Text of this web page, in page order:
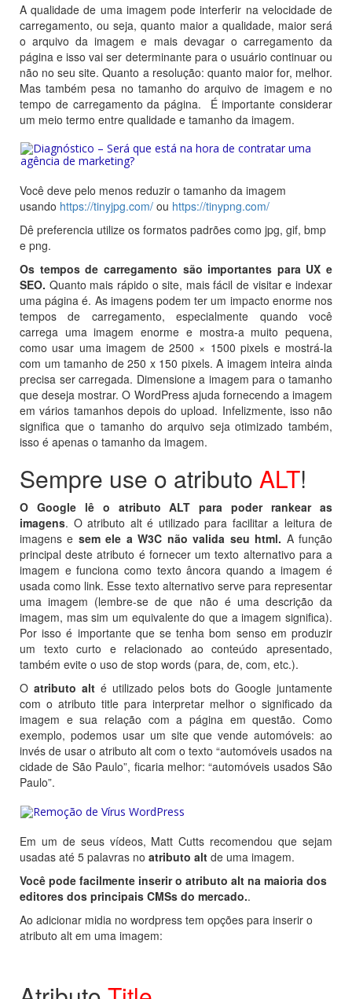
A qualidade de uma imagem pode interferir na velocidade de
carregamento, ou seja, quanto maior a qualidade, maior será
o arquivo da imagem e mais devagar o carregamento da
página e isso vai ser determinante para o usuário continuar ou
não no seu site. Quanto a resolução: quanto maior for, melhor.
Mas também pesa no tamanho do arquivo de imagem e no
tempo de carregamento da página. É importante considerar
um meio termo entre qualidade e tamanho da imagem.
Você deve pelo menos reduzir o tamanho da imagem
usando https://tinyjpg.com/ ou https://tinypng.com/
Dê preferencia utilize os formatos padrões como jpg, gif, bmp
e png.
Os tempos de carregamento são importantes para UX e
SEO. Quanto mais rápido o site, mais fácil de visitar e indexar
uma página é. As imagens podem ter um impacto enorme nos
tempos de carregamento, especialmente quando você
carrega uma imagem enorme e mostra-a muito pequena,
como usar uma imagem de 2500 × 1500 pixels e mostrá-la
com um tamanho de 250 x 150 pixels. A imagem inteira ainda
precisa ser carregada. Dimensione a imagem para o tamanho
que deseja mostrar. O WordPress ajuda fornecendo a imagem
em vários tamanhos depois do upload. Infelizmente, isso não
significa que o tamanho do arquivo seja otimizado também,
isso é apenas o tamanho da imagem.
Sempre use o atributo ALT!
O Google lê o atributo ALT para poder rankear as
imagens. O atributo alt é utilizado para facilitar a leitura de
imagens e sem ele a W3C não valida seu html. A função
principal deste atributo é fornecer um texto alternativo para a
imagem e funciona como texto âncora quando a imagem é
usada como link. Esse texto alternativo serve para representar
uma imagem (lembre-se de que não é uma descrição da
imagem, mas sim um equivalente do que a imagem significa).
Por isso é importante que se tenha bom senso em produzir
um texto curto e relacionado ao conteúdo apresentado,
também evite o uso de stop words (para, de, com, etc.).
O atributo alté utilizado pelos bots do Google juntamente
com o atributo title para interpretar melhor o significado da
imagem e sua relação com a página em questão. Como
exemplo, podemos usar um site que vende automóveis: ao
invés de usar o atributo alt com o texto “automóveis usados na
cidade de São Paulo”, ficaria melhor: “automóveis usados São
Paulo”.
Em um de seus vídeos, Matt Cutts recomendou que sejam
usadas até 5 palavras no atributo alt de uma imagem.
Você pode facilmente inserir o atributo alt na maioria dos
editores dos principais CMSs do mercado..
Ao adicionar midia no wordpress tem opções para inserir o
atributo alt em uma imagem: